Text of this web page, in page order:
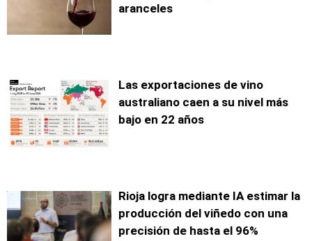
aranceles
Las exportaciones de vino
australiano caen a su nivel más
bajo en 22 años
Rioja logra mediante IA estimar la
producción del viñedo con una
precisión de hasta el 96%